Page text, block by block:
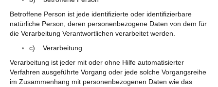
Betroffene Person ist jede identifizierte oder identifizierbare
natürliche Person, deren personenbezogene Daten von dem für
die Verarbeitung Verantwortlichen verarbeitet werden.
c) Verarbeitung
Verarbeitung ist jeder mit oder ohne Hilfe automatisierter
Verfahren ausgeführte Vorgang oder jede solche Vorgangsreihe
im Zusammenhang mit personenbezogenen Daten wie das